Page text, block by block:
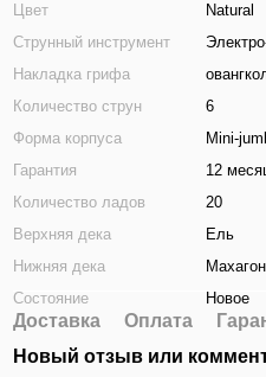
Цвет
Natural
Струнный инструмент
Накладка грифа
Количество струн
6
Форма корпуса
Mini-
Гарантия
12
Количество ладов
20
Верхняя дека
Ель
Нижняя дека
Состояние
Новое
Доставка Оплата
Новый отзыв или